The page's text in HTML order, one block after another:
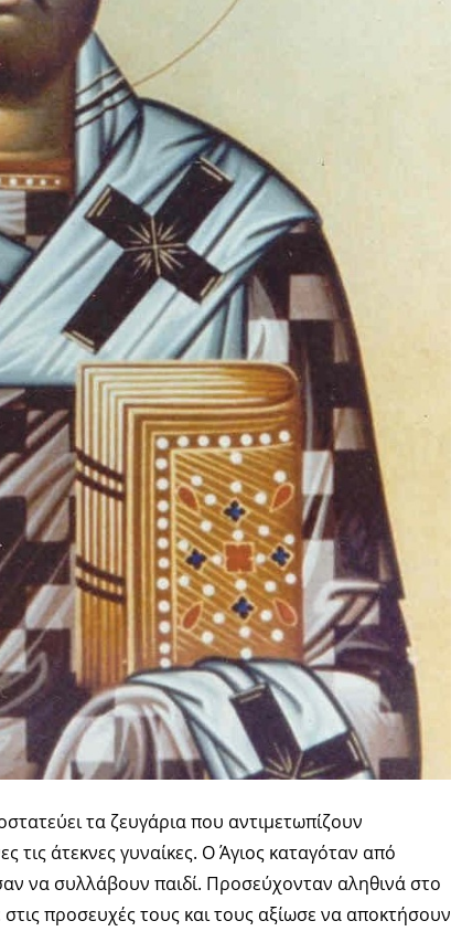
τα ζευγάρια που αντιμετωπίζουν
τις άτεκνες γυναίκες. Ο Άγιος καταγόταν από
να συλλάβουν παιδί. Προσεύχονταν αληθινά στο
προσευχές τους και τους αξίωσε να αποκτήσουν